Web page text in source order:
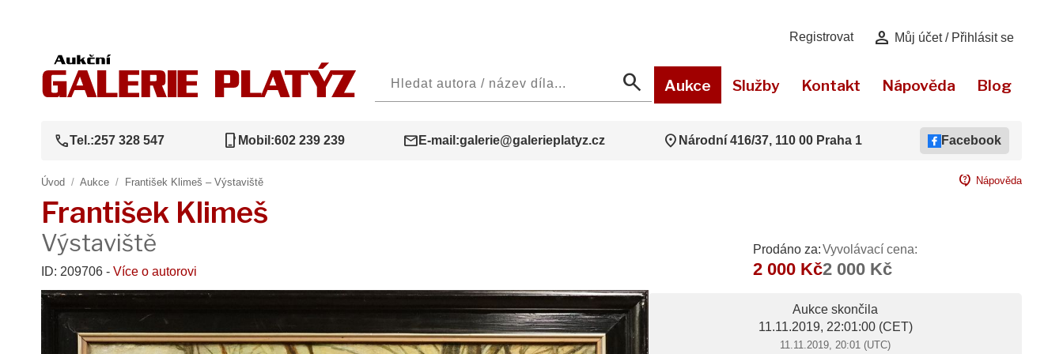
Registrovat person Můj účet / Přihlásit se
search Aukce Služby Kontakt Nápověda Blog
callTel.:257 328 547 phone_iphone Mobil:602 239 239 mail E-mail:galerie@galerieplatyz.cz location_on Národní 416/37, 110 00 Praha 1 Facebook
Úvod / Aukce / František Klimeš – Výstaviště contact_support Nápověda
František Klimeš
Výstaviště
ID: 209706 - Více o autorovi
Prodáno za:
2 000 Kč
Vyvolávací cena:
2 000 Kč
Aukce skončila
11.11.2019, 22:01:00(CET)
11.11.2019, 20:01 (UTC)